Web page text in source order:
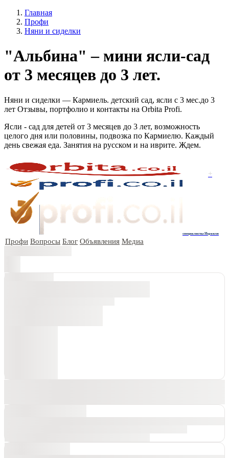
Главная
Профи
Няни и сиделки
"Альбина" – мини ясли-сад
от 3 месяцев до 3 лет.
Няни и сиделки — Кармиель. детский сад, ясли с 3 мес.до 3
лет Отзывы, портфолио и контакты на Orbita Profi.
Ясли - сад для детей от 3 месяцев до 3 лет, возможность
целого дня или половины, подвозка по Кармиелю. Каждый
день свежая еда. Занятия на русском и на иврите. Ждем.
+
специалисты Израиля
Профи Вопросы Блог Объявления Медиа